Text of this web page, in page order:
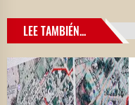
LEE TAMBIÉN...